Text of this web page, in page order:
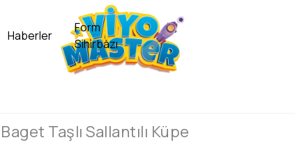
Baget Taşlı Sallantılı Küpe
Haberler
Form
Sihirbazı